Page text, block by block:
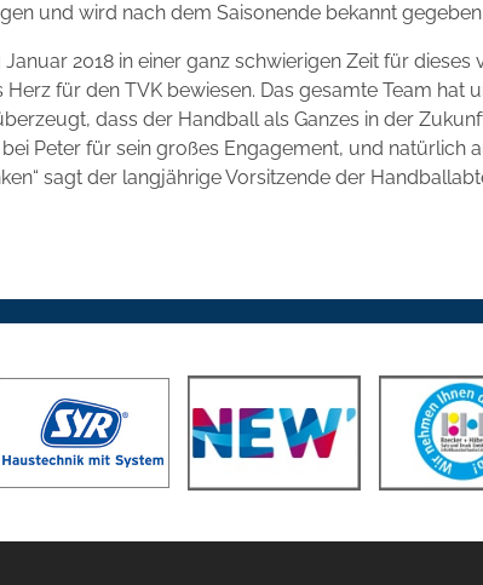
und wird nach dem Saisonende bekannt gegeben.
Januar 2018 in einer ganz schwierigen Zeit für
für den TVK bewiesen. Das gesamte Team
dass der Handball als Ganzes in der
Peter für sein großes Engagement, und natürlich
sagt der langjährige Vorsitzende der